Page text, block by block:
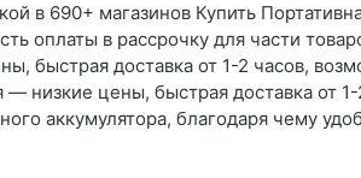
в 690+ магазинов Купить
оплаты в рассрочку для части
быстрая доставка от 1-2 часов,
низкие цены, быстрая доставка от
аккумулятора, благодаря чему